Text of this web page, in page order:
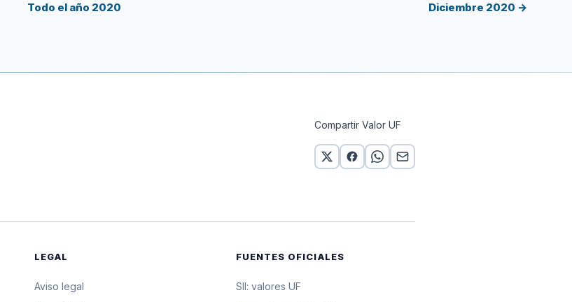
Todo el año 2020 Diciembre 2020 →
Compartir Valor UF
LEGAL
Aviso legal
FUENTES OFICIALES
SII: valores UF